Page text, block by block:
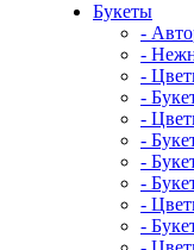
Букеты
-
-
-
-
-
-
-
-
-
-